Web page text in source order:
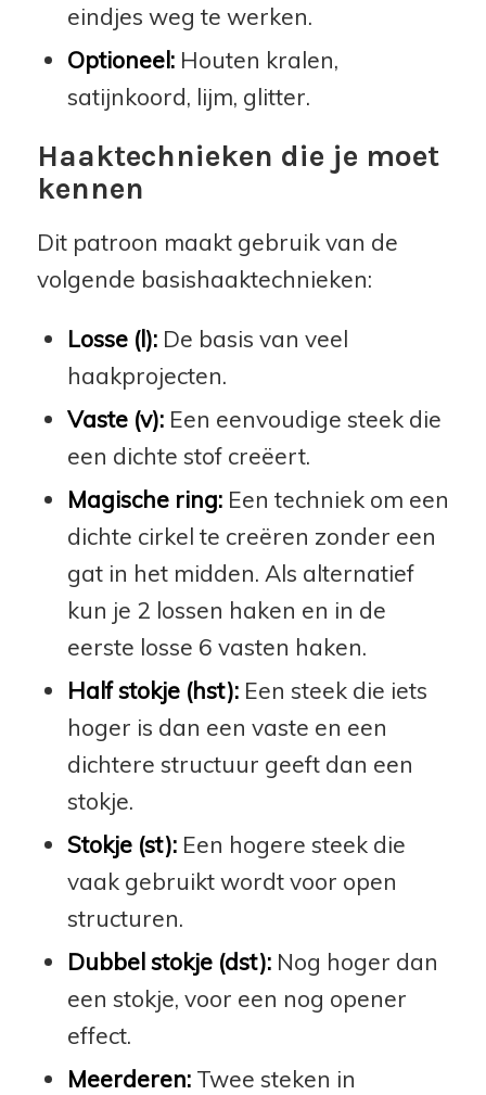
eindjes weg te werken.
Optioneel:Houten kralen,
satijnkoord, lijm, glitter.
Haaktechnieken die je moet
kennen
Dit patroon maakt gebruik van de
volgende basishaaktechnieken:
Losse (l):De basis van veel
haakprojecten.
Vaste (v):Een eenvoudige steek die
een dichte stof creëert.
Magische ring:Een techniek om een
dichte cirkel te creëren zonder een
gat in het midden. Als alternatief
kun je 2 lossen haken en in de
eerste losse 6 vasten haken.
Half stokje (hst):Een steek die iets
hoger is dan een vaste en een
dichtere structuur geeft dan een
stokje.
Stokje (st):Een hogere steek die
vaak gebruikt wordt voor open
structuren.
Dubbel stokje (dst):Nog hoger dan
een stokje, voor een nog opener
effect.
Meerderen:Twee steken in